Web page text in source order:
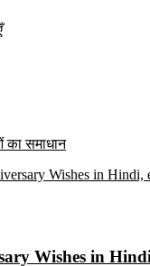
समाधान
Wishes in Hindi |